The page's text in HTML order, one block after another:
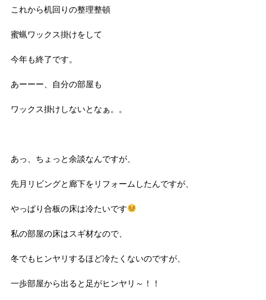
これから机回りの整理整頓
蜜蝋ワックス掛けをして
今年も終了です。
あーーー、自分の部屋も
ワックス掛けしないとなぁ。。
あっ、ちょっと余談なんですが、
先月リビングと廊下をリフォームしたんですが、
やっぱり合板の床は冷たいです
私の部屋の床はスギ材なので、
冬でもヒンヤリするほど冷たくないのですが、
一歩部屋から出ると足がヒンヤリ～！！